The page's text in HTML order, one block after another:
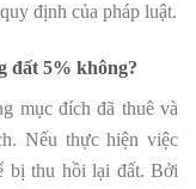
định của pháp luật.
đất 5% không?
mục đích đã thuê và
Nếu thực hiện việc
bị thu hồi lại đất. Bởi